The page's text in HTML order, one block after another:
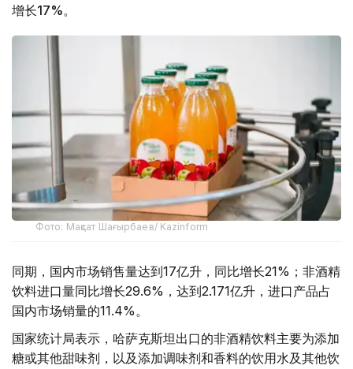
增长17%。
Фото: Мақсат Шағырбаев/ Kazinform
同期，国内市场销售量达到17亿升，同比增长21%；非酒精
饮料进口量同比增长29.6%，达到2.171亿升，进口产品占
国内市场销量的11.4%。
国家统计局表示，哈萨克斯坦出口的非酒精饮料主要为添加
糖或其他甜味剂，以及添加调味剂和香料的饮用水及其他饮